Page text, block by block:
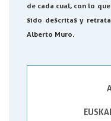
de cada cual, con lo
sido descritas y
Alberto Muro.